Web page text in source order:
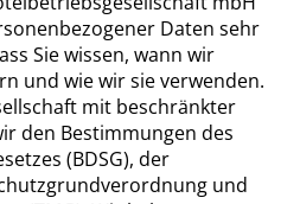
Job advertisements
Contact
Deutsch
Daten sehr
Sie wissen, wann wir
und wie wir sie verwenden.
mit beschränkter
den Bestimmungen des
(BDSG), der
und